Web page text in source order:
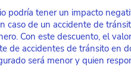
podría tener un impacto
caso de un accidente de
Con este descuento, el
de accidentes de tránsito en
será menor y quien